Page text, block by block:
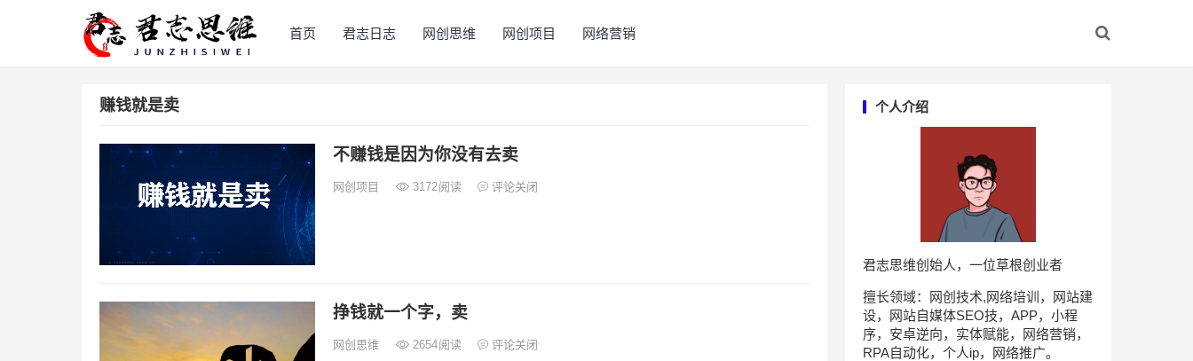
首页 君志日志 网创思维 网创项目 网络营销
赚钱就是卖
不赚钱是因为你没有去卖
网创项目 3172阅读 评论关闭
挣钱就一个字，卖
网创思维 2654阅读 评论关闭
个人介绍
君志思维创始人，一位草根创业者
擅长领域：网创技术,网络培训，网站建
设，网站自媒体SEO技，APP，小程
序，安卓逆向，实体赋能，网络营销，
RPA自动化，个人ip，网络推广。